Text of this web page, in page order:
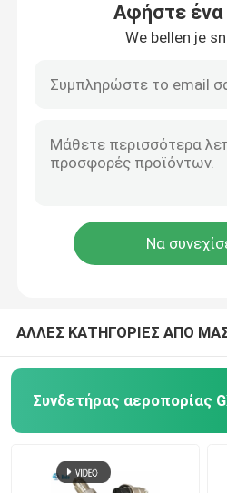
Αφήστε ένα
We bellen je
ΑΛΛΕΣ ΚΑΤΗΓΟΡΙΕΣ ΑΠΟ
Συνδετήρας αεροπορίας